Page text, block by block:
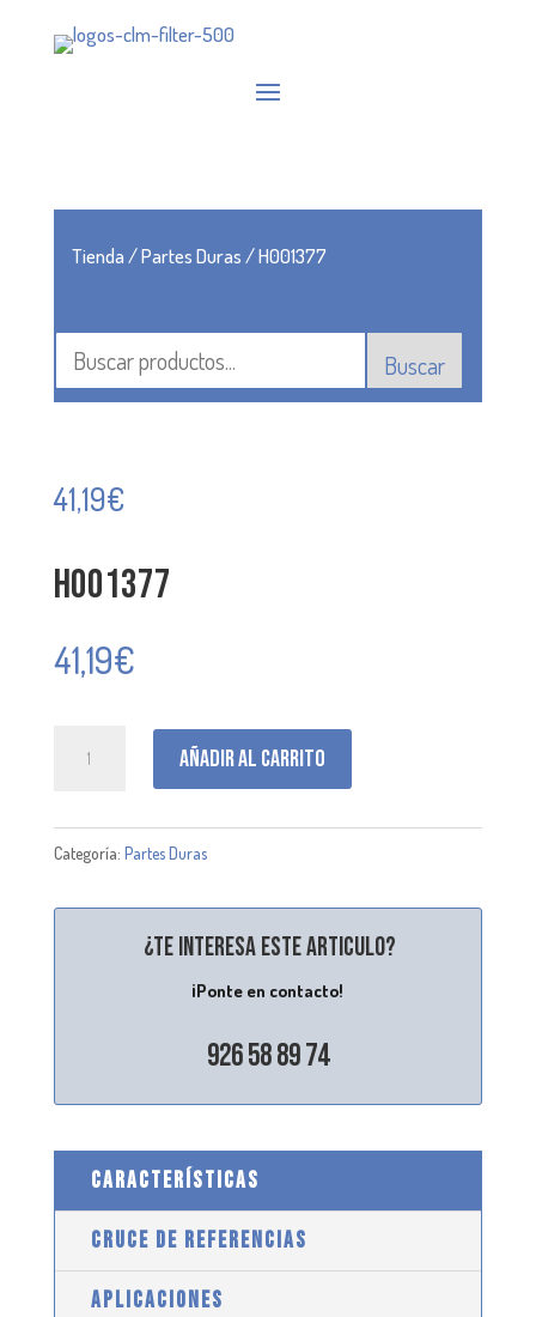
Tienda/Partes Duras/ H001377
Buscar
41,19€
H001377
41,19€
Añadir al carrito
Categoría: Partes Duras
¿Te interesa este articulo?
¡Ponte en contacto!
926 58 89 74
CARACTERÍSTICAS
CRUCE DE REFERENCIAS
APLICACIONES